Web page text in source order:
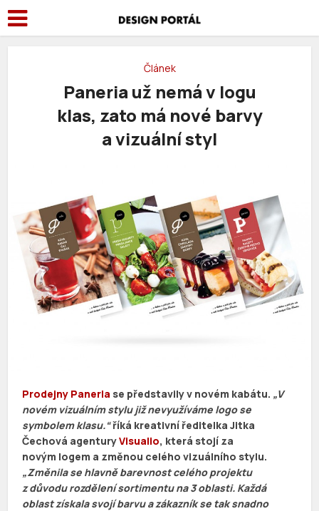
Článek
Paneria už nemá v logu
klas, zato má nové barvy
a vizuální styl
Prodejny Paneria se představily v novém kabátu. „V
novém vizuálním stylu již nevyužíváme logo se
symbolem klasu.“říká kreativní ředitelka Jitka
Čechová agenturyVisualio, která stojí za
novým logem a změnou celého vizuálního stylu.
„Změnila se hlavně barevnost celého projektu
z důvodu rozdělení sortimentu na 3 oblasti. Každá
oblast získala svojí barvu a zákazník se tak snadno